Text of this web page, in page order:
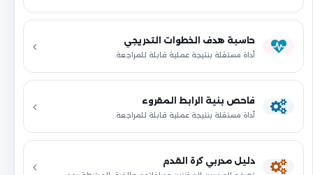
حاسبة هدف الخطوات التدريجي
أداة مستقلة بنتيجة عملية قابلة للمراجعة.
فاحص بنية الرابط المقروء
أداة مستقلة بنتيجة عملية قابلة للمراجعة.
دليل مدربي كرة القدم